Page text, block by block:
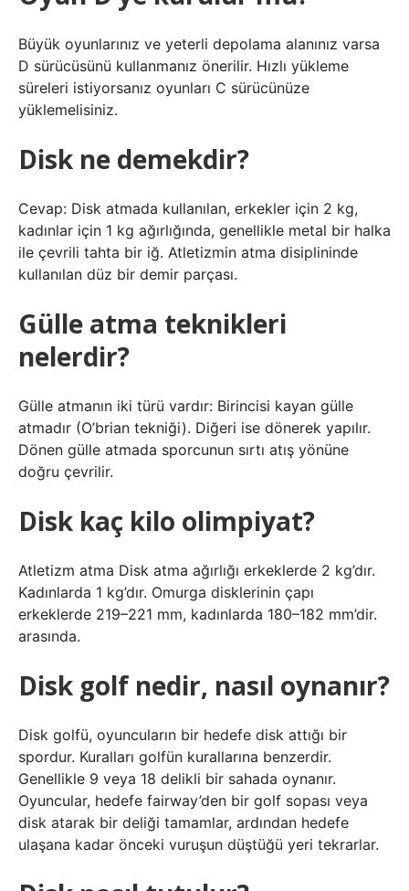
Büyük oyunlarınız ve yeterli depolama alanınız varsa
D sürücüsünü kullanmanız önerilir. Hızlı yükleme
süreleri istiyorsanız oyunları C sürücünüze
yüklemelisiniz.
Disk ne demekdir?
Cevap: Disk atmada kullanılan, erkekler için 2 kg,
kadınlar için 1 kg ağırlığında, genellikle metal bir halka
ile çevrili tahta bir iğ. Atletizmin atma disiplininde
kullanılan düz bir demir parçası.
Gülle atma teknikleri
nelerdir?
Gülle atmanın iki türü vardır: Birincisi kayan gülle
atmadır (O’brian tekniği). Diğeri ise dönerek yapılır.
Dönen gülle atmada sporcunun sırtı atış yönüne
doğru çevrilir.
Disk kaç kilo olimpiyat?
Atletizm atma Disk atma ağırlığı erkeklerde 2 kg’dır.
Kadınlarda 1 kg’dır. Omurga disklerinin çapı
erkeklerde 219–221 mm, kadınlarda 180–182 mm’dir.
arasında.
Disk golf nedir, nasıl oynanır?
Disk golfü, oyuncuların bir hedefe disk attığı bir
spordur. Kuralları golfün kurallarına benzerdir.
Genellikle 9 veya 18 delikli bir sahada oynanır.
Oyuncular, hedefe fairway’den bir golf sopası veya
disk atarak bir deliği tamamlar, ardından hedefe
ulaşana kadar önceki vuruşun düştüğü yeri tekrarlar.